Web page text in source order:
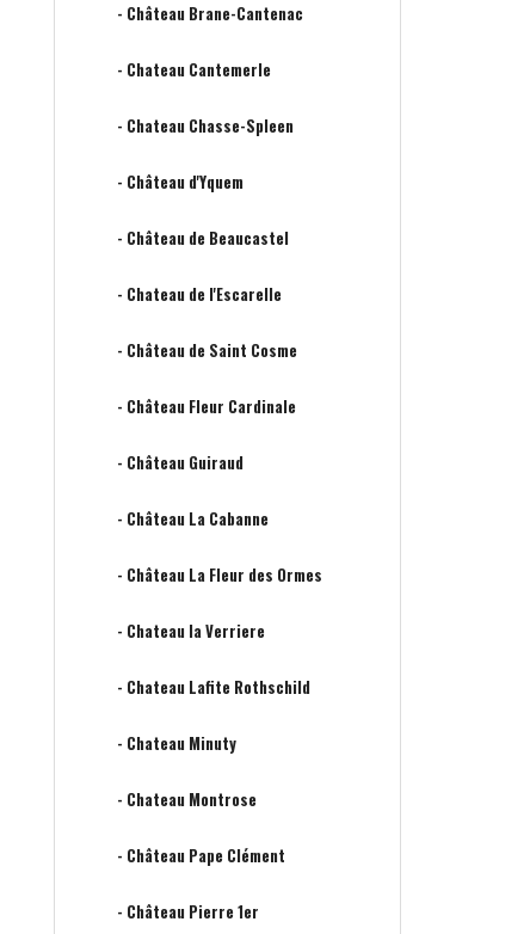
- Château Brane-Cantenac
- Chateau Cantemerle
- Chateau Chasse-Spleen
- Château d'Yquem
- Château de Beaucastel
- Chateau de l'Escarelle
- Château de Saint Cosme
- Château Fleur Cardinale
- Château Guiraud
- Château La Cabanne
- Château La Fleur des Ormes
- Chateau la Verriere
- Chateau Lafite Rothschild
- Chateau Minuty
- Chateau Montrose
- Château Pape Clément
- Château Pierre 1er